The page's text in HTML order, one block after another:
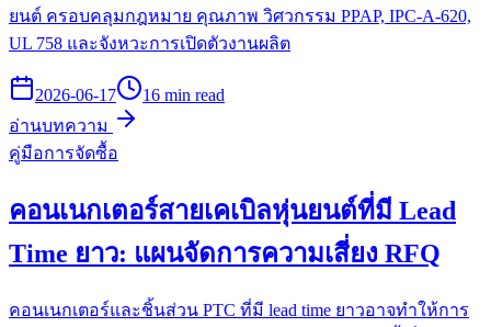
ยนต์ ครอบคลุมกฎหมาย คุณภาพ วิศวกรรม PPAP, IPC-A-620,
UL 758 และจังหวะการเปิดตัวงานผลิต
2026-06-17
16 min read
อ่านบทความ
คู่มือการจัดซื้อ
คอนเนกเตอร์สายเคเบิลหุ่นยนต์ที่มี Lead
Time ยาว: แผนจัดการความเสี่ยง RFQ
คอนเนกเตอร์และชิ้นส่วน PTC ที่มี lead time ยาวอาจทำให้การ